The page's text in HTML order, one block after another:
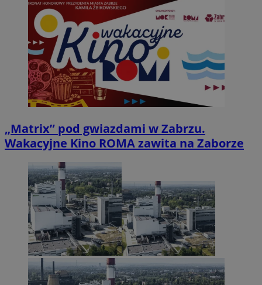
„Matrix” pod gwiazdami w Zabrzu.
Wakacyjne Kino ROMA zawita na Zaborze